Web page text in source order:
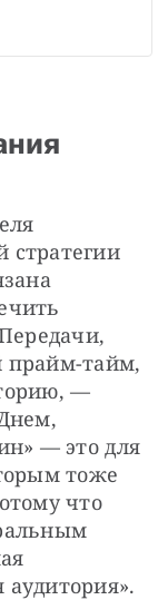
стратегии
прайм-тайм,
—
— это для
тоже
что